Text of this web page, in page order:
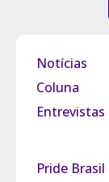
Notícias
Coluna
Entrevistas
Pride Brasil